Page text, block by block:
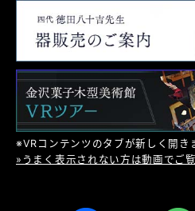
※VRコンテンツのタブが新しく開き
»うまく表示されない方は動画でご